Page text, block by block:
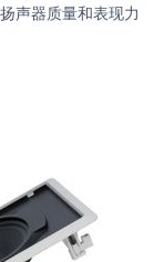
声器质量和表现力